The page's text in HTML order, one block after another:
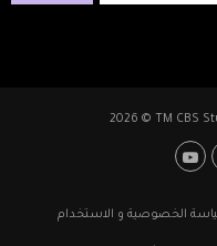
2026 © TM CBS
الخصوصية و الاستخدام